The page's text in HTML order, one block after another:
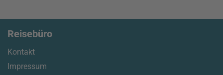
Reisebüro
Kontakt
Impressum